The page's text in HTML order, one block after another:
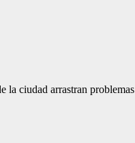
la ciudad arrastran